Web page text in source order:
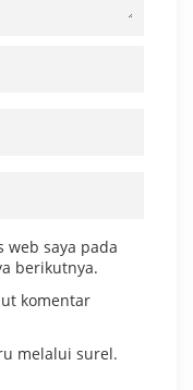
web saya pada
berikutnya.
komentar
melalui surel.